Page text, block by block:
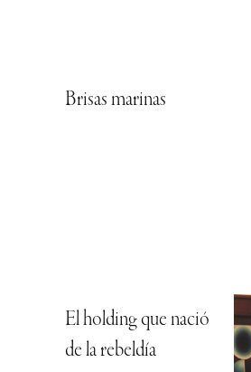
Brisas marinas
El holding que nació
de la rebeldía